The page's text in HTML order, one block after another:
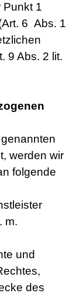
Punkt 1
6 Abs. 1
9 Abs. 2 lit.
werden wir
folgende
m.
und
des